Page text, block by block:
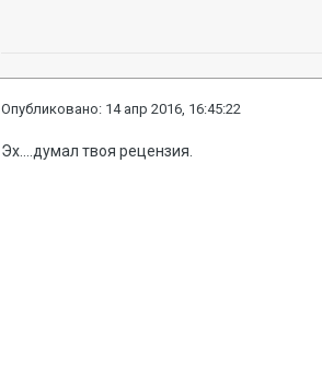
Опубликовано: 14 апр 2016, 16:45:22
Эх....думал твоя рецензия.